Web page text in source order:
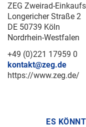
ZEG Zweirad-
Longericher Straße 2
DE 50739 Köln
Nordrhein-Westfalen
+49 (0)221 17959 0
kontakt@zeg.de
https://www.zeg.de/
ES